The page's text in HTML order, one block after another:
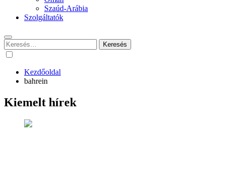
Szaúd-Arábia
Szolgáltatók
Keresés:
Kezdőoldal
bahrein
Kiemelt hírek